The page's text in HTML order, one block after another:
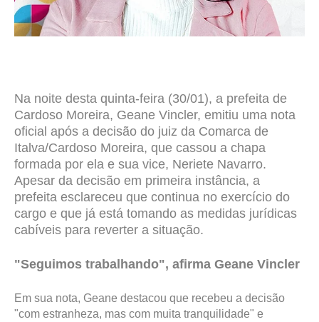
Na noite desta quinta-feira (30/01), a prefeita de
Cardoso Moreira, Geane Vincler, emitiu uma nota
oficial após a decisão do juiz da Comarca de
Italva/Cardoso Moreira, que cassou a chapa
formada por ela e sua vice, Neriete Navarro.
Apesar da decisão em primeira instância, a
prefeita esclareceu que continua no exercício do
cargo e que já está tomando as medidas jurídicas
cabíveis para reverter a situação.
"Seguimos trabalhando", afirma Geane Vincler
Em sua nota, Geane destacou que recebeu a decisão
"com estranheza, mas com muita tranquilidade" e